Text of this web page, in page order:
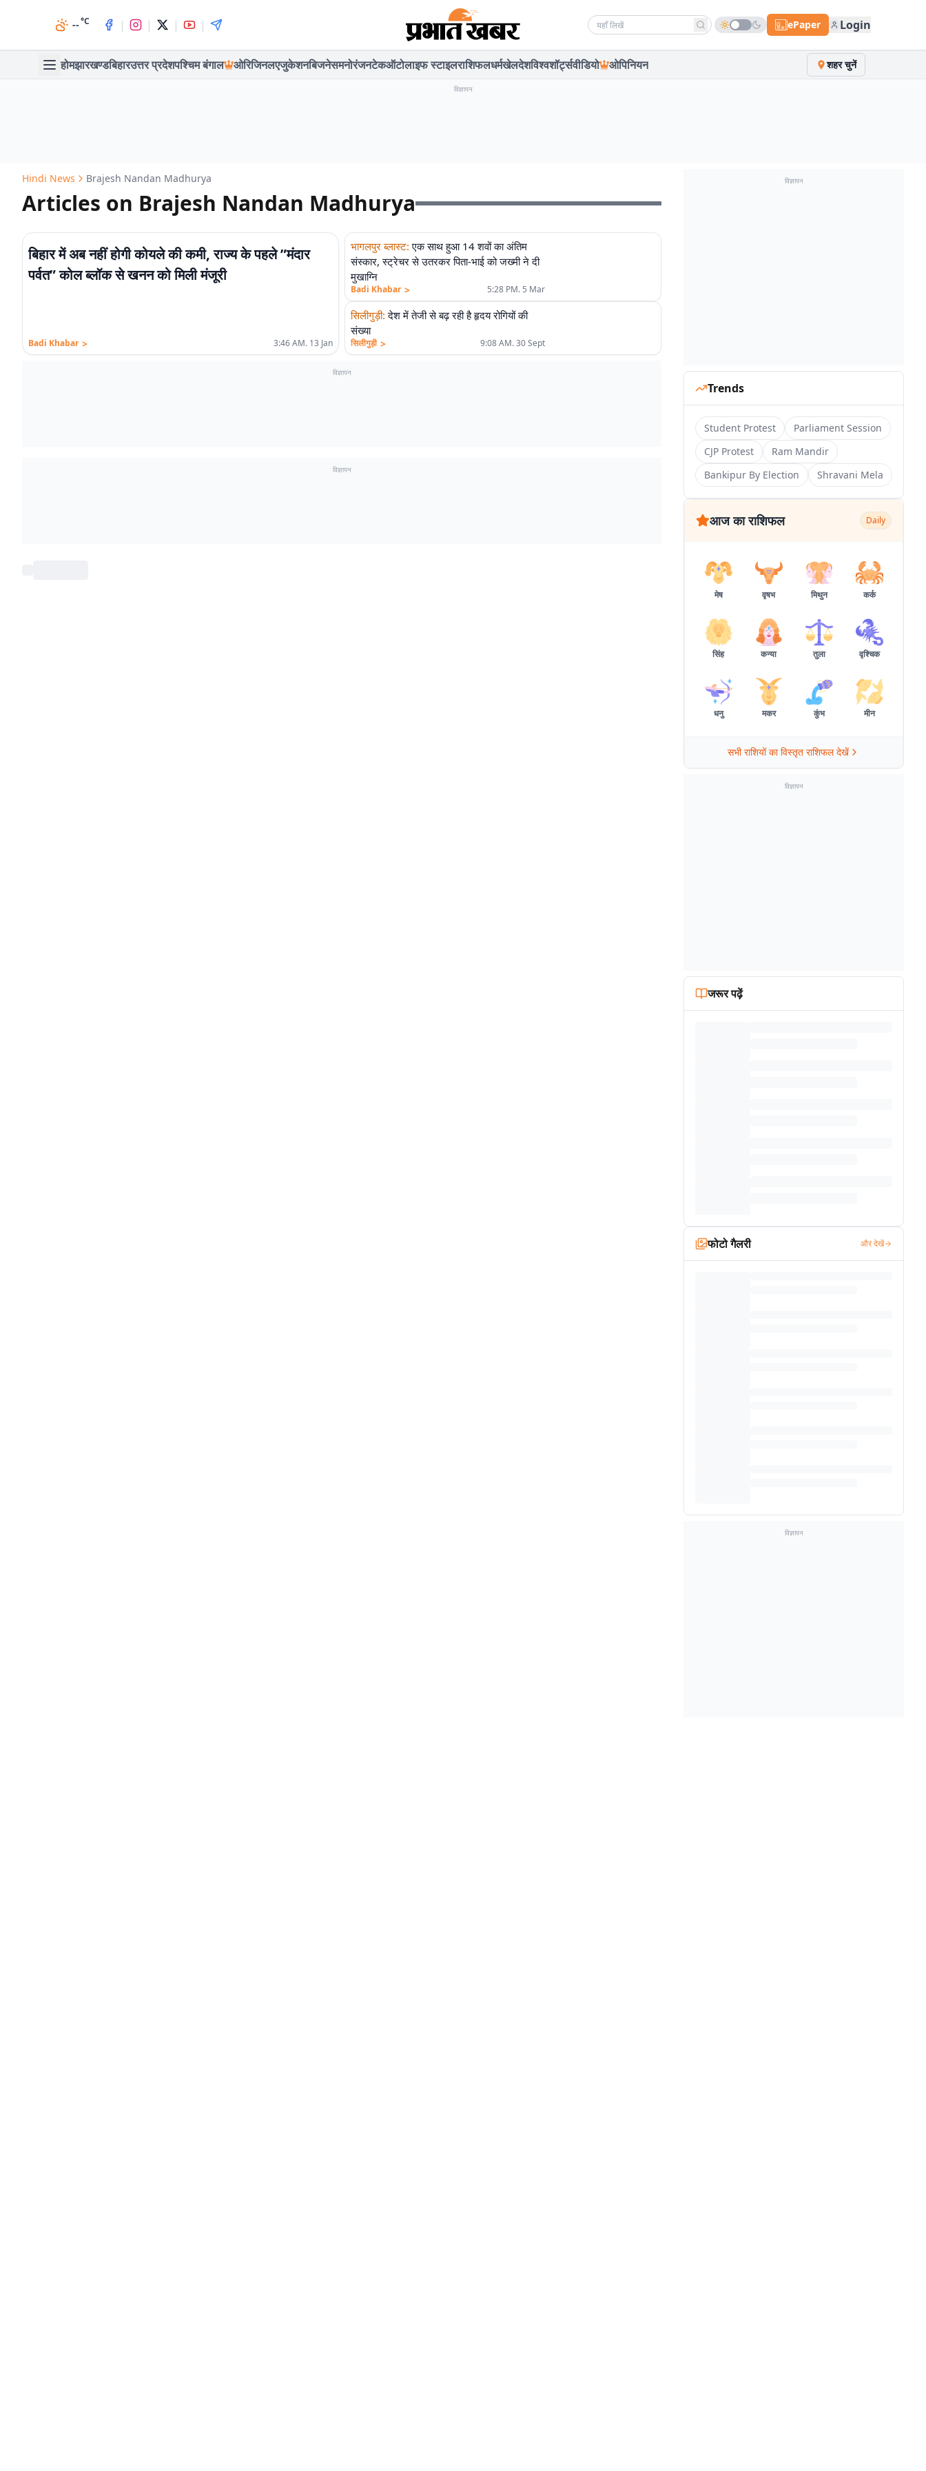
--°C | | | | Search news ePaper Login
होमझारखण्डबिहारउत्तर प्रदेशपश्चिम बंगाल ओरिजिनलएजुकेशनबिजनेसमनोरंजनटेकऑटोलाइफ स्टाइलराशिफलधर्मखेलदेशविश्वशॉर्ट्सवीडियो ओपिनियन शहर चुनें
विज्ञापन
Hindi News Brajesh Nandan Madhurya
Articles on Brajesh Nandan Madhurya
बिहार में अब नहीं होगी कोयले की कमी, राज्य के पहले ”मंदार
पर्वत” कोल ब्लॉक से खनन को मिली मंजूरी
Badi Khabar > 3:46 AM. 13 Jan
भागलपुर ब्लास्ट: एक साथ हुआ 14 शवों का अंतिम
संस्कार, स्ट्रेचर से उतरकर पिता-भाई को जख्मी ने दी
मुखाग्नि
Badi Khabar > 5:28 PM. 5 Mar
सिलीगुड़ी: देश में तेजी से बढ़ रही है हृदय रोगियों की
संख्या
सिलीगुड़ी > 9:08 AM. 30 Sept
विज्ञापन
विज्ञापन
विज्ञापन
Trends
Student Protest
Parliament Session
CJP Protest
Ram Mandir
Bankipur By Election
Shravani Mela
आज का राशिफल Daily
मेष वृषभ मिथुन कर्क
सिंह कन्या तुला वृश्चिक
धनु मकर कुंभ मीन
सभी राशियों का विस्तृत राशिफल देखें
विज्ञापन
जरूर पढ़ें
फोटो गैलरी और देखें
विज्ञापन